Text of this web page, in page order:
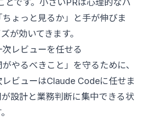
とです。小さいPRは心理的なハ
ょっと見るか」と手が伸びま
が効いてきます。
レビューを任せる
やるべきこと」を守るために、
ビューはClaude Codeに任せま
設計と業務判断に集中できる状